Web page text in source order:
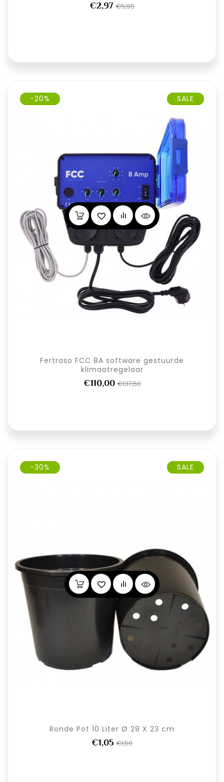
€2,97 €5,95
SALE
-20%
Fertraso FCC 8A software gestuurde
klimaatregelaar
€110,00 €137,50
SALE
-30%
Ronde Pot 10 Liter Ø 29 X 23 cm
€1,05 €1,50